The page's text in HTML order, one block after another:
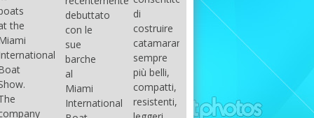
le
International
di
costruire
catamarani
sempre
più belli,
compatti,
resistenti,
costruire
per tutti
di
barche
ad alte
prestazioni,
formulas
to be
occur.
The
parts of
the
group.